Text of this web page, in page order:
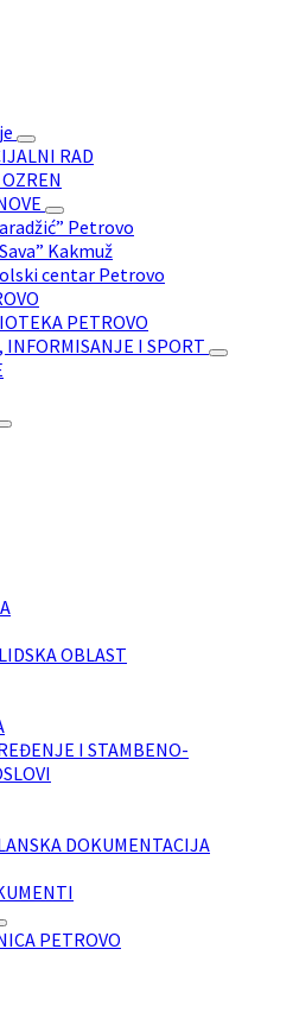
RAD
Petrovo
Kakmuž
centar Petrovo
PETROVO
INFORMISANJE I SPORT
OBLAST
I STAMBENO-
DOKUMENTACIJA
PETROVO